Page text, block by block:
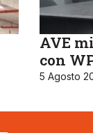
AVE
con
5 Agosto